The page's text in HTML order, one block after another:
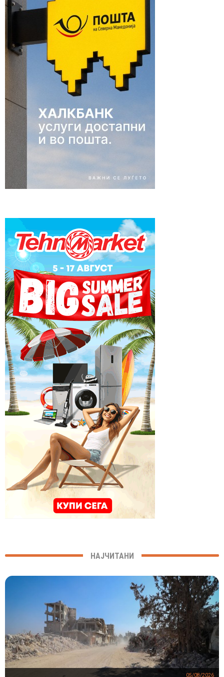
НАЈЧИТАНИ
05/08/2026